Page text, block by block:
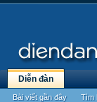
Diễn đàn
Bài viết gần đây Tìm